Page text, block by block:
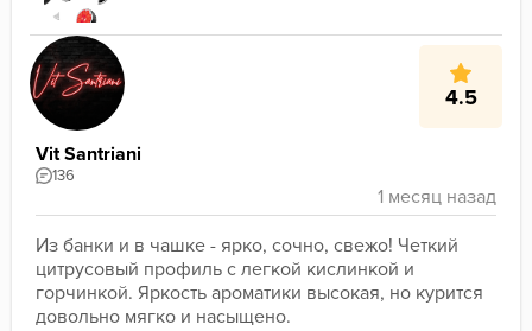
4.5
Vit Santriani
136
Из банки и в чашке - ярко, сочно, свежо! Четкий
цитрусовый профиль с легкой кислинкой и
горчинкой. Яркость ароматики высокая, но курится
довольно мягко и насыщено.